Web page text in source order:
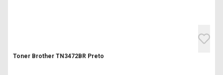
Toner Brother TN3472BR Preto